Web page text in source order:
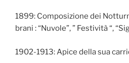
1899: Composizione dei
brani : “Nuvole”, ” Festività “,
1902-1913: Apice della sua